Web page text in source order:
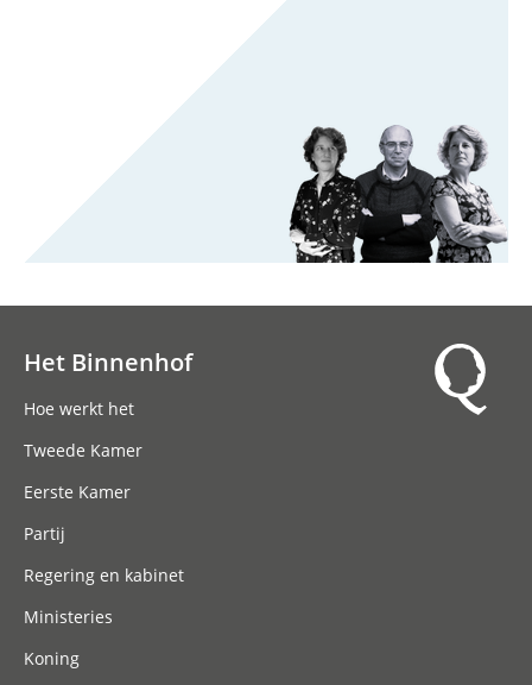
Het Binnenhof
Hoe werkt het
Tweede Kamer
Eerste Kamer
Partij
Regering en kabinet
Ministeries
Koning